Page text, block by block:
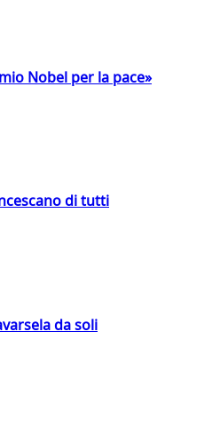
Nobel per la pace»
di tutti
da soli